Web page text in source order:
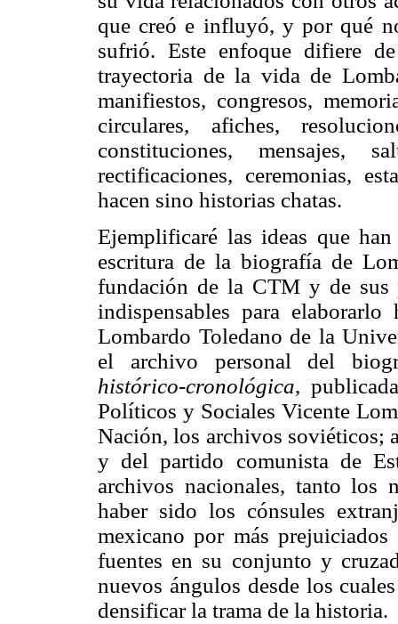
que creó e influyó, y por qué
sufrió. Este enfoque difiere
trayectoria de la vida de
manifiestos, congresos,
circulares, afiches,
constituciones, mensajes,
rectificaciones, ceremonias,
hacen sino historias chatas.
Ejemplificaré las ideas que
escritura de la biografía de
fundación de la CTM y de sus
indispensables para
Lombardo Toledano de la
el archivo personal del
histórico-cronológica,
Políticos y Sociales Vicente
Nación, los archivos soviéticos;
y del partido comunista de
archivos nacionales, tanto los
haber sido los cónsules
mexicano por más
fuentes en su conjunto y
nuevos ángulos desde los
densificar la trama de la historia.